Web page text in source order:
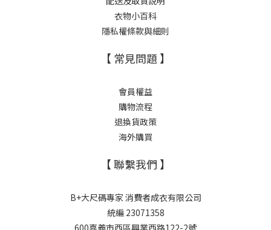
衣物小百科
隱私權條款與細則
【 常見問題 】
會員權益
購物流程
退換貨政策
海外購買
【 聯繫我們 】
B+大尺碼專家 消費者成衣有限公司
統編 23071358
600嘉義市西區興業西路122-2號